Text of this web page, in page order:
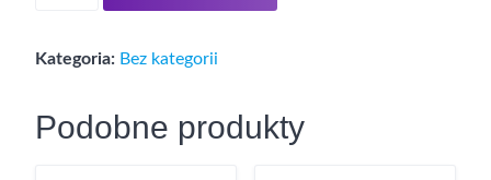
Kategoria: Bez kategorii
Podobne produkty